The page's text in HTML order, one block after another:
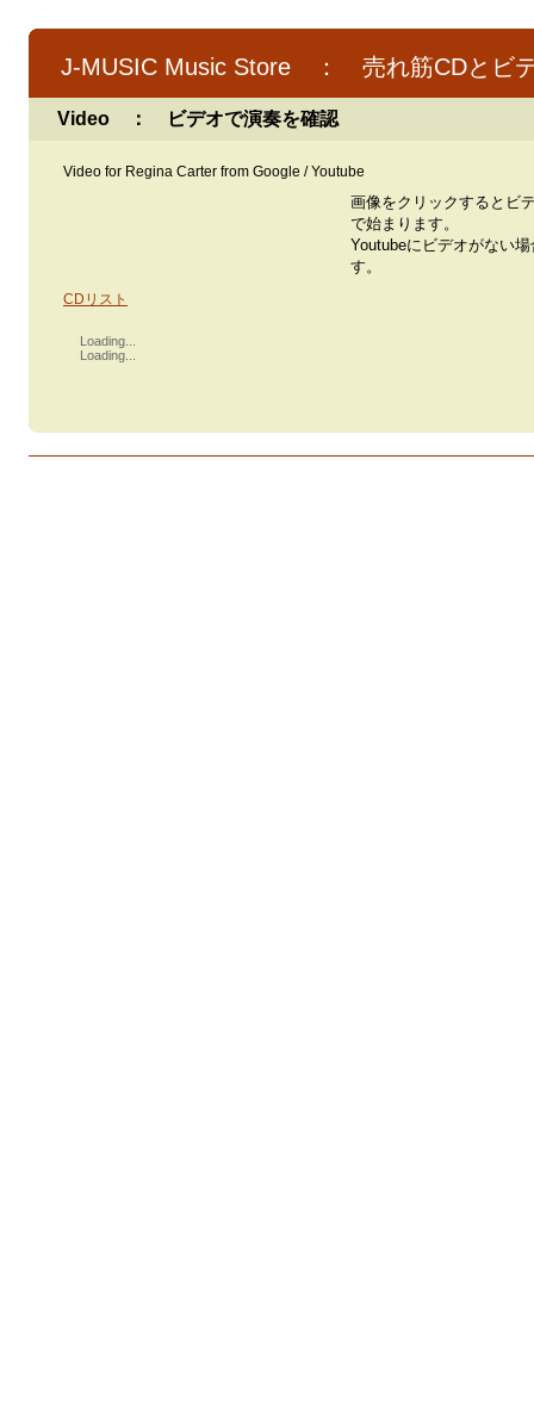
J-MUSIC Music Store ： 売れ筋CDとビ
Video ： ビデオで演奏を確認
Video for Regina Carter from Google / Youtube
画像をクリックするとビ
で始まります。
Youtubeにビデオがない
す。
CDリスト
Loading...
Loading...